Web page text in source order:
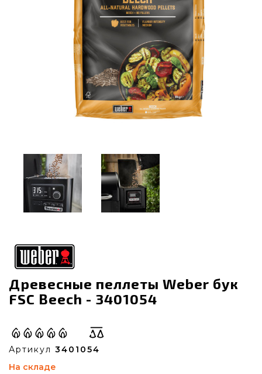
Древесные пеллеты Weber бук
FSC Beech - 3401054
Артикул 3401054
На складе